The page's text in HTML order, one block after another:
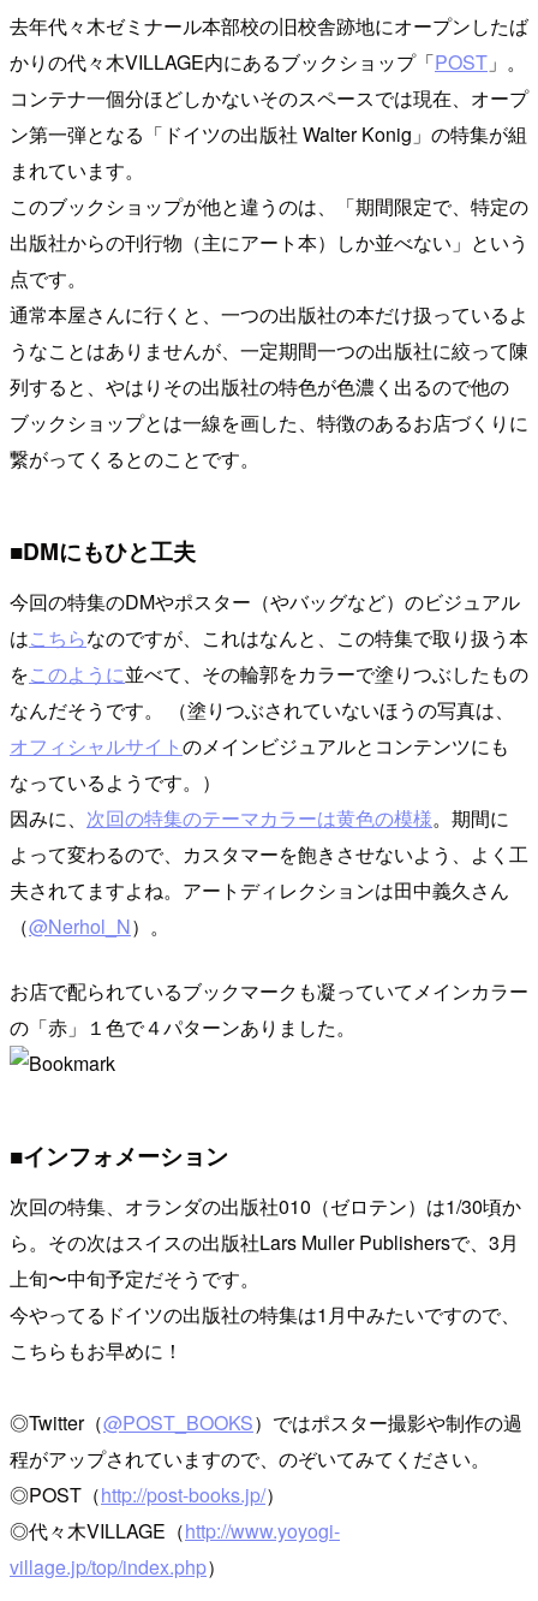
去年代々木ゼミナール本部校の旧校舎跡地にオープンしたば
かりの代々木VILLAGE内にあるブックショップ「POST 」。
コンテナ一個分ほどしかないそのスペースでは現在、オープ
ン第一弾となる「ドイツの出版社 Walter Konig」の特集が組
まれています。
このブックショップが他と違うのは、「期間限定で、特定の
出版社からの刊行物（主にアート本）しか並べない」という
点です。
通常本屋さんに行くと、一つの出版社の本だけ扱っているよ
うなことはありませんが、一定期間一つの出版社に絞って陳
列すると、やはりその出版社の特色が色濃く出るので他の
ブックショップとは一線を画した、特徴のあるお店づくりに
繋がってくるとのことです。
■DMにもひと工夫
今回の特集のDMやポスター（やバッグなど）のビジュアル
はこちらなのですが、これはなんと、この特集で取り扱う本
をこのように並べて、その輪郭をカラーで塗りつぶしたもの
なんだそうです。 （塗りつぶされていないほうの写真は、
オフィシャルサイトのメインビジュアルとコンテンツにも
なっているようです。）
因みに、 次回の特集のテーマカラーは黄色の模様。期間に
よって変わるので、カスタマーを飽きさせないよう、よく工
夫されてますよね。アートディレクションは田中義久さん
（@Nerhol_N）。
お店で配られているブックマークも凝っていてメインカラー
の「赤」１色で４パターンありました。
■インフォメーション
次回の特集、オランダの出版社010（ゼロテン）は1/30頃か
ら。その次はスイスの出版社Lars Muller Publishersで、3月
上旬〜中旬予定だそうです。
今やってるドイツの出版社の特集は1月中みたいですので、
こちらもお早めに！
◎Twitter（@POST_BOOKS）ではポスター撮影や制作の過
程がアップされていますので、のぞいてみてください。
◎POST（http://post-books.jp/）
◎代々木VILLAGE（http://www.yoyogi-
village.jp/top/index.php）